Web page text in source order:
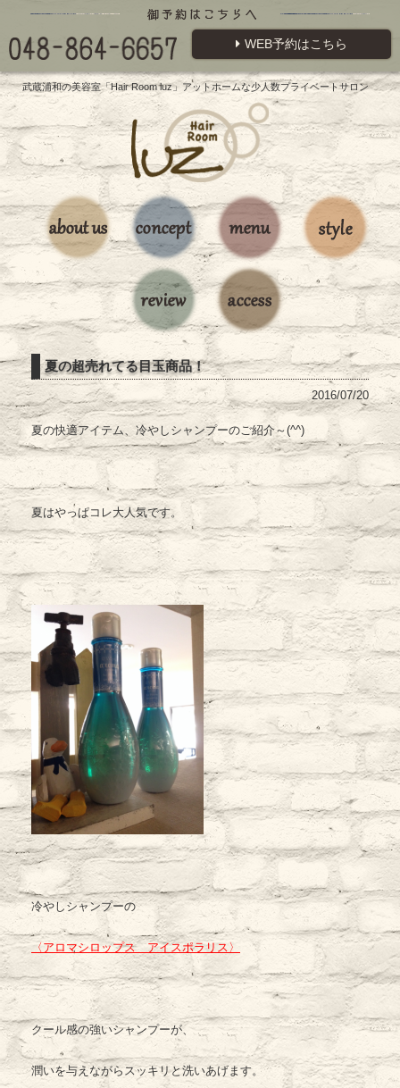
WEB予約はこちら
武蔵浦和の美容室「Hair Room luz」アットホームな少人数プライベートサロン
夏の超売れてる目玉商品！
2016/07/20
夏の快適アイテム、冷やしシャンプーのご紹介～(^^)
夏はやっぱコレ大人気です。
冷やしシャンプーの
〈 アロマシロップス アイスポラリス 〉
クール感の強いシャンプーが、
潤いを与えながらスッキリと洗いあげます。